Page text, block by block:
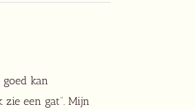
goed kan
een gat”. Mijn